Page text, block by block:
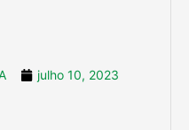
julho 10, 2023